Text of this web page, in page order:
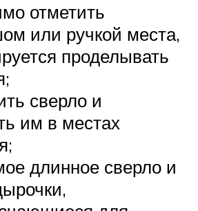
отметить
или ручкой места,
проделывать
сверло и
им в местах
длинное сверло и